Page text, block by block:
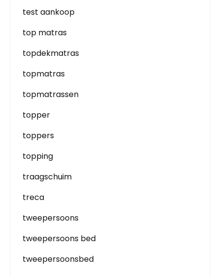
test aankoop
top matras
topdekmatras
topmatras
topmatrassen
topper
toppers
topping
traagschuim
treca
tweepersoons
tweepersoons bed
tweepersoonsbed